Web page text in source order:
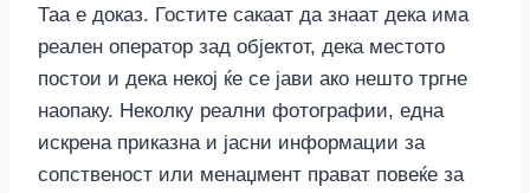
Таа е доказ. Гостите сакаат да знаат дека има
реален оператор зад објектот, дека местото
постои и дека некој ќе се јави ако нешто тргне
наопаку. Неколку реални фотографии, една
искрена приказна и јасни информации за
сопственост или менаџмент прават повеќе за